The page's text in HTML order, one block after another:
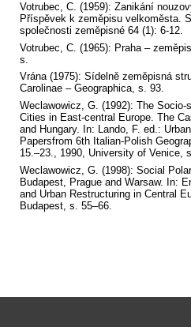
Votrubec, C. (1959): Zanikání
Příspěvek k zeměpisu velkoměsta.
společnosti zeměpisné 64 (1): 6-12.
Votrubec, C. (1965): Praha –
s.
Vrána (1975): Sídelně zeměpisná
Carolinae – Geographica, s. 93.
Weclawowicz, G. (1992): The
Cities in East-central Europe. The
and Hungary. In: Lando, F. ed.:
Papersfrom 6th Italian-Polish
15.–23., 1990, University of Venice,
Weclawowicz, G. (1998): Social
Budapest, Prague and Warsaw. In:
and Urban Restructuring in Central
Budapest, s. 55–66.